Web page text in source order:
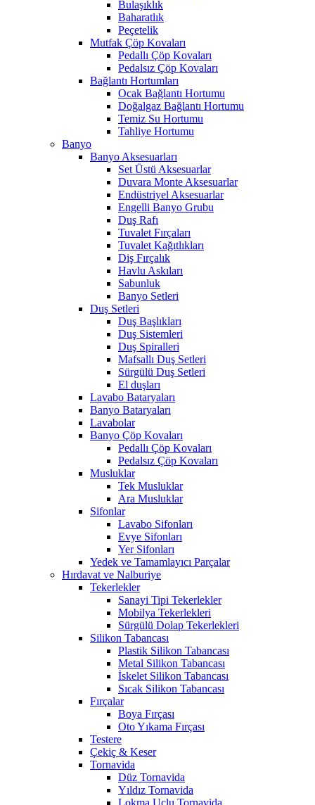
Bulaşıklık
Baharatlık
Peçetelik
Mutfak Çöp Kovaları
Pedallı Çöp Kovaları
Pedalsız Çöp Kovaları
Bağlantı Hortumları
Ocak Bağlantı Hortumu
Doğalgaz Bağlantı Hortumu
Temiz Su Hortumu
Tahliye Hortumu
Banyo
Banyo Aksesuarları
Set Üstü Aksesuarlar
Duvara Monte Aksesuarlar
Endüstriyel Aksesuarlar
Engelli Banyo Grubu
Duş Rafı
Tuvalet Fırçaları
Tuvalet Kağıtlıkları
Diş Fırçalık
Havlu Askıları
Sabunluk
Banyo Setleri
Duş Setleri
Duş Başlıkları
Duş Sistemleri
Duş Spiralleri
Mafsallı Duş Setleri
Sürgülü Duş Setleri
El duşları
Lavabo Bataryaları
Banyo Bataryaları
Lavabolar
Banyo Çöp Kovaları
Pedallı Çöp Kovaları
Pedalsız Çöp Kovaları
Musluklar
Tek Musluklar
Ara Musluklar
Sifonlar
Lavabo Sifonları
Evye Sifonları
Yer Sifonları
Yedek ve Tamamlayıcı Parçalar
Hırdavat ve Nalburiye
Tekerlekler
Sanayi Tipi Tekerlekler
Mobilya Tekerlekleri
Sürgülü Dolap Tekerlekleri
Silikon Tabancası
Plastik Silikon Tabancası
Metal Silikon Tabancası
İskelet Silikon Tabancası
Sıcak Silikon Tabancası
Fırçalar
Boya Fırçası
Oto Yıkama Fırçası
Testere
Çekiç & Keser
Tornavida
Düz Tornavida
Yıldız Tornavida
Lokma Uçlu Tornavida